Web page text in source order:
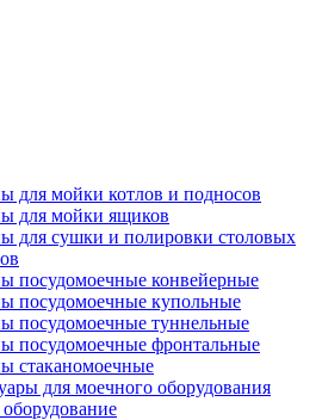
для мойки котлов и подносов
для мойки ящиков
для сушки и полировки столовых
посудомоечные конвейерные
посудомоечные купольные
посудомоечные туннельные
посудомоечные фронтальные
стаканомоечные
для моечного оборудования